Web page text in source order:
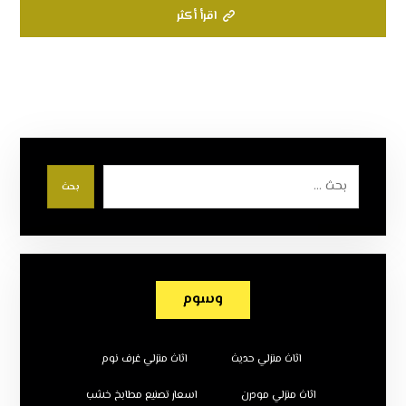
اقرأ أكثر
بحث
وسوم
اثاث منزلي حديث اثاث منزلي غرف نوم
اثاث منزلي مودرن اسعار تصنيع مطابخ خشب